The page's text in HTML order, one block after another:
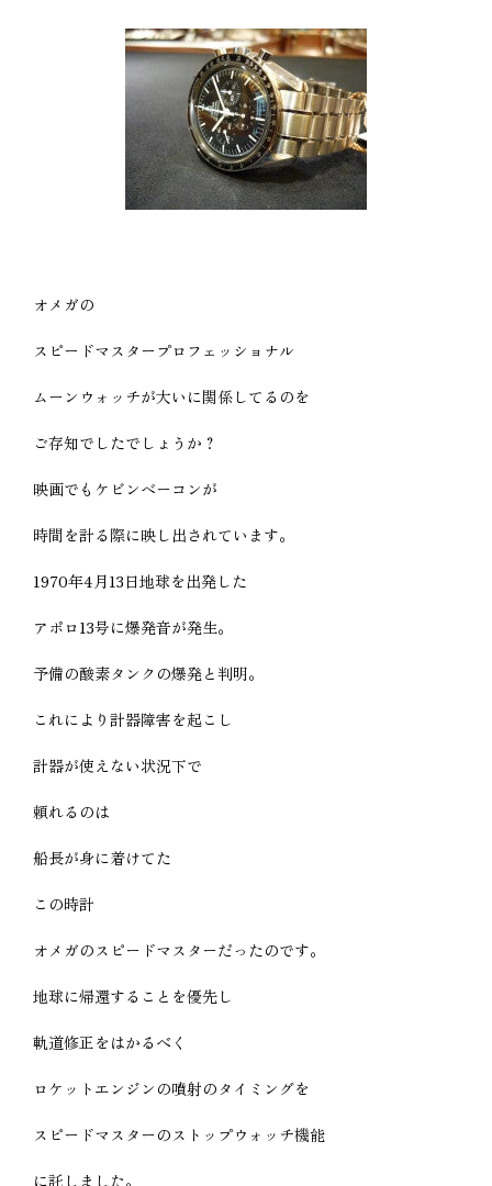
オメガの
スピードマスタープロフェッショナル
ムーンウォッチが大いに関係してるのを
ご存知でしたでしょうか？
映画でもケビンベーコンが
時間を計る際に映し出されています。
1970年4月13日地球を出発した
アポロ13号に爆発音が発生。
予備の酸素タンクの爆発と判明。
これにより計器障害を起こし
計器が使えない状況下で
頼れるのは
船長が身に着けてた
この時計
オメガのスピードマスターだったのです。
地球に帰還することを優先し
軌道修正をはかるべく
ロケットエンジンの噴射のタイミングを
スピードマスターのストップウォッチ機能
に託しました。